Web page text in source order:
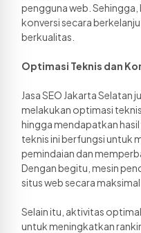
pengguna web.
konversi secara
berkualitas.
Optimasi Teknis dan
Jasa SEO Jakarta Selatan
melakukan optimasi
hingga mendapatkan
teknis ini berfungsi untuk
pemindaian dan
Dengan begitu, mesin
situs web secara maksimal.
Selain itu, aktivitas
untuk meningkatkan